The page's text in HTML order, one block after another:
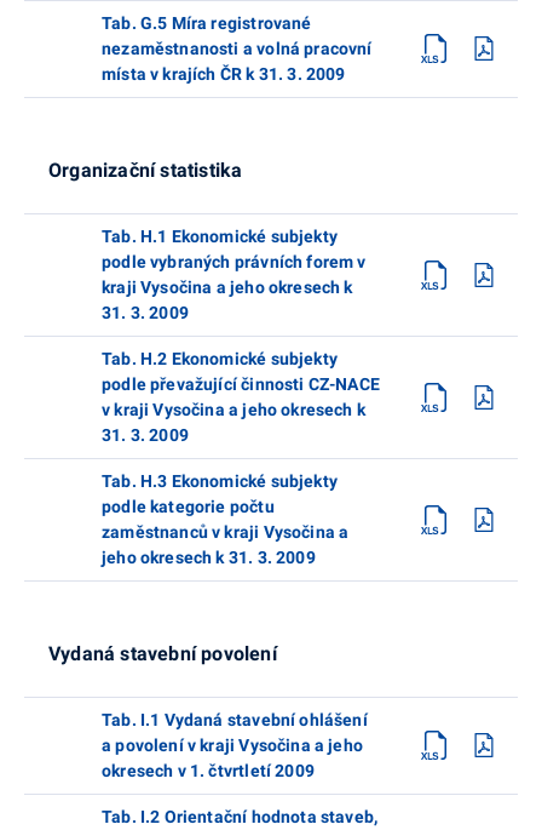
Tab. G.5 Míra registrované
nezaměstnanosti a volná pracovní
místa v krajích ČR k 31. 3. 2009
Organizační statistika
Tab. H.1 Ekonomické subjekty
podle vybraných právních forem v
kraji Vysočina a jeho okresech k
31. 3. 2009
Tab. H.2 Ekonomické subjekty
podle převažující činnosti CZ-NACE
v kraji Vysočina a jeho okresech k
31. 3. 2009
Tab. H.3 Ekonomické subjekty
podle kategorie počtu
zaměstnanců v kraji Vysočina a
jeho okresech k 31. 3. 2009
Vydaná stavební povolení
Tab. I.1 Vydaná stavební ohlášení
a povolení v kraji Vysočina a jeho
okresech v 1. čtvrtletí 2009
Tab. I.2 Orientační hodnota staveb,